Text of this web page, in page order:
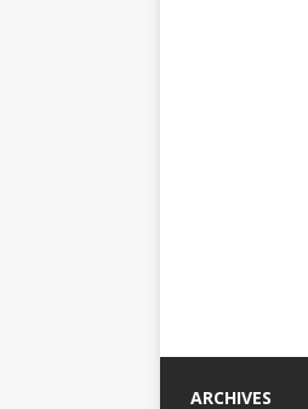
ARCHIVES